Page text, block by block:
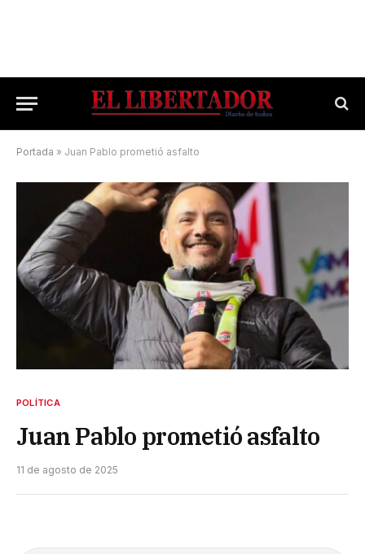
Portada » Juan Pablo prometió asfalto
POLÍTICA
Juan Pablo prometió asfalto
11 de agosto de 2025